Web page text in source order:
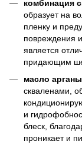
комбинация
образует на
пленку и
повреждения
является
придающим
масло арганы
скваленами,
и
блеск,
проникает и